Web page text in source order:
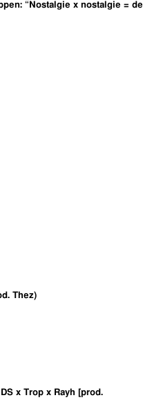
“Nostalgie x nostalgie = de
Thez)
x Trop x Rayh [prod.